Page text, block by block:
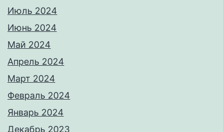
Июль 2024
Июнь 2024
Май 2024
Апрель 2024
Март 2024
Февраль 2024
Январь 2024
Декабрь 2023